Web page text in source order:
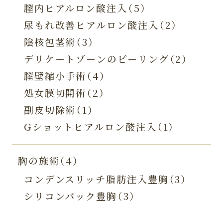
膣内ヒアルロン酸注入（5）
尿もれ改善ヒアルロン酸注入（2）
陰核包茎術（3）
デリケートゾーンのピーリング（2）
膣壁縮小手術（4）
処女膜切開術（2）
副皮切除術（1）
Gショットヒアルロン酸注入（1）
胸の施術（4）
コンデンスリッチ脂肪注入豊胸（3）
シリコンバック豊胸（3）